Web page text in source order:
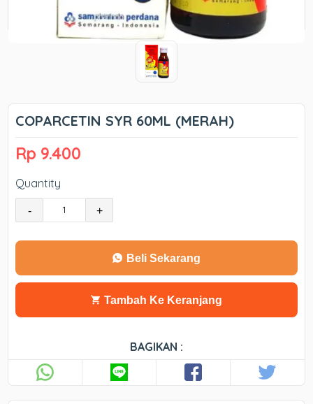
COPARCETIN SYR 60ML (MERAH)
Rp 9.400
Quantity
- +
Beli Sekarang
Tambah Ke Keranjang
BAGIKAN :